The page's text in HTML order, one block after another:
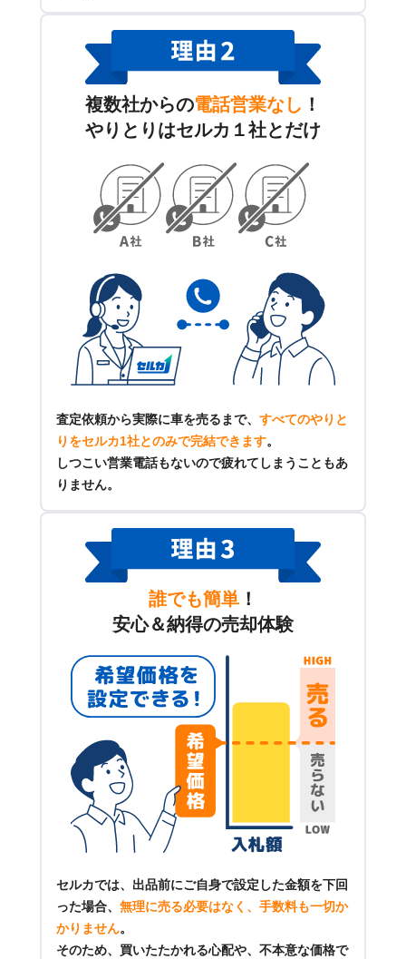
複数社からの電話営業なし ！
やりとりはセルカ１社とだけ
査定依頼から実際に車を売るまで、 すべてのやりと
りをセルカ1社とのみで完結できます。
しつこい営業電話もないので疲れてしまうこともあ
りません。
誰でも簡単 ！
安心＆納得の売却体験
セルカでは、出品前にご自身で設定した金額を下回
った場合、 無理に売る必要はなく、手数料も一切か
かりません。
そのため、買いたたかれる心配や、不本意な価格で